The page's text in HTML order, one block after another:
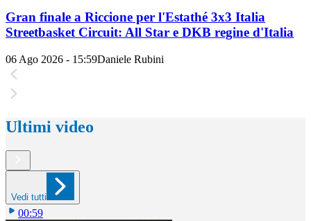
Gran finale a Riccione per l'Estathé 3x3 Italia
Streetbasket Circuit: All Star e DKB regine d'Italia
06 Ago 2026 - 15:59Daniele Rubini
Ultimi video
Vedi tutti
00:59